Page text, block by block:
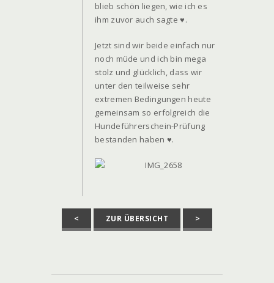
blieb schön liegen, wie ich es
ihm zuvor auch sagte ♥.
Jetzt sind wir beide einfach nur
noch müde und ich bin mega
stolz und glücklich, dass wir
unter den teilweise sehr
extremen Bedingungen heute
gemeinsam so erfolgreich die
Hundeführerschein-Prüfung
bestanden haben ♥.
< ZUR ÜBERSICHT >